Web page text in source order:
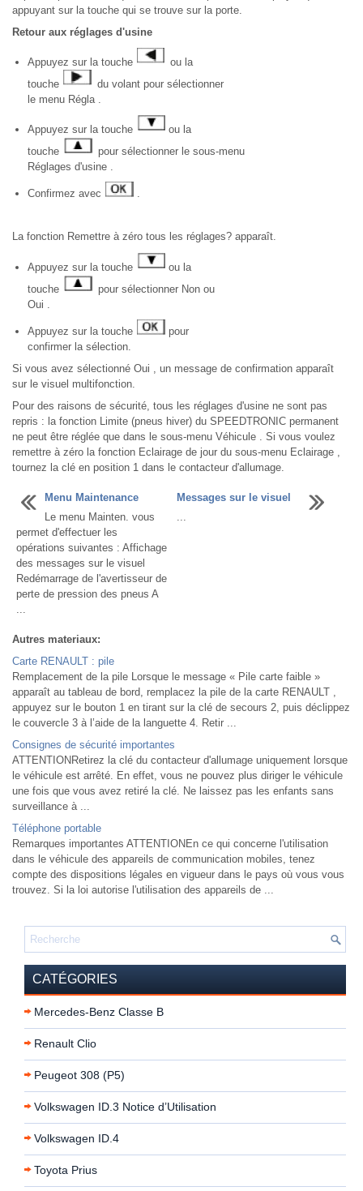
appuyant sur la touche qui se trouve sur la porte.
Retour aux réglages d'usine
Appuyez sur la touche
ou la
touche
du volant pour sélectionner
le menu Régla .
Appuyez sur la touche
ou la
touche
pour sélectionner le sous-menu
Réglages d'usine .
Confirmez avec .
La fonction Remettre à zéro tous les réglages? apparaît.
Appuyez sur la touche
ou la
touche
pour sélectionner Non ou
Oui .
Appuyez sur la touche
pour
confirmer la sélection.
Si vous avez sélectionné Oui , un message de confirmation apparaît
sur le visuel multifonction.
Pour des raisons de sécurité, tous les réglages d'usine ne sont pas
repris : la fonction Limite (pneus hiver) du SPEEDTRONIC permanent
ne peut être réglée que dans le sous-menu Véhicule . Si vous voulez
remettre à zéro la fonction Eclairage de jour du sous-menu Eclairage ,
tournez la clé en position 1 dans le contacteur d'allumage.
Menu Maintenance
Le menu Mainten. vous
permet d'effectuer les
opérations suivantes : Affichage
des messages sur le visuel
Redémarrage de l'avertisseur de
perte de pression des pneus A
...
Messages sur le visuel
...
Autres materiaux:
Carte RENAULT : pile
Remplacement de la pile Lorsque le message « Pile carte faible »
apparaît au tableau de bord, remplacez la pile de la carte RENAULT ,
appuyez sur le bouton 1 en tirant sur la clé de secours 2, puis déclippez
le couvercle 3 à l’aide de la languette 4. Retir ...
Consignes de sécurité importantes
ATTENTIONRetirez la clé du contacteur d'allumage uniquement lorsque
le véhicule est arrêté. En effet, vous ne pouvez plus diriger le véhicule
une fois que vous avez retiré la clé. Ne laissez pas les enfants sans
surveillance à ...
Téléphone portable
Remarques importantes ATTENTIONEn ce qui concerne l'utilisation
dans le véhicule des appareils de communication mobiles, tenez
compte des dispositions légales en vigueur dans le pays où vous vous
trouvez. Si la loi autorise l'utilisation des appareils de ...
CATÉGORIES
Mercedes-Benz Classe B
Renault Clio
Peugeot 308 (P5)
Volkswagen ID.3 Notice d’Utilisation
Volkswagen ID.4
Toyota Prius